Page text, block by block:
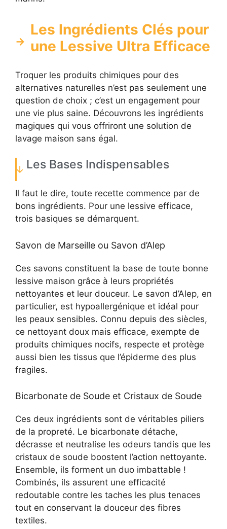
Les Ingrédients Clés pour
une Lessive Ultra Efficace
Troquer les produits chimiques pour des
alternatives naturelles n’est pas seulement une
question de choix ; c’est un engagement pour
une vie plus saine. Découvrons les ingrédients
magiques qui vous offriront une solution de
lavage maison sans égal.
Les Bases Indispensables
Il faut le dire, toute recette commence par de
bons ingrédients. Pour une lessive efficace,
trois basiques se démarquent.
Savon de Marseille ou Savon d’Alep
Ces savons constituent la base de toute bonne
lessive maison grâce à leurs propriétés
nettoyantes et leur douceur. Le savon d’Alep, en
particulier, est hypoallergénique et idéal pour
les peaux sensibles. Connu depuis des siècles,
ce nettoyant doux mais efficace, exempte de
produits chimiques nocifs, respecte et protège
aussi bien les tissus que l’épiderme des plus
fragiles.
Bicarbonate de Soude et Cristaux de Soude
Ces deux ingrédients sont de véritables piliers
de la propreté. Le bicarbonate détache,
décrasse et neutralise les odeurs tandis que les
cristaux de soude boostent l’action nettoyante.
Ensemble, ils forment un duo imbattable !
Combinés, ils assurent une efficacité
redoutable contre les taches les plus tenaces
tout en conservant la douceur des fibres
textiles.